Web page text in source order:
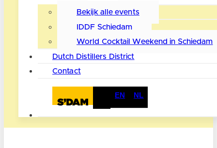
Bekijk alle events
IDDF Schiedam
World Cocktail Weekend in Schiedam
Dutch Distillers District
Contact
EN NL